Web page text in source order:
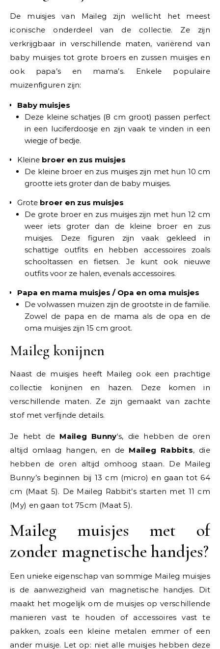
De muisjes van Maileg zijn wellicht het meest
iconische onderdeel van de collectie. Ze zijn
verkrijgbaar in verschillende maten, variërend van
baby muisjes tot grote broers en zussen muisjes en
ook papa’s en mama’s. Enkele populaire
muizenfiguren zijn:
Baby muisjes
Deze kleine schatjes (8 cm groot) passen perfect
in een luciferdoosje en zijn vaak te vinden in een
wiegje of bedje.
Kleine broer en zus muisjes
De kleine broer en zus muisjes zijn met hun 10 cm
grootte iets groter dan de baby muisjes.
Grote broer en zus muisjes
De grote broer en zus muisjes zijn met hun 12 cm
weer iets groter dan de kleine broer en zus
muisjes. Deze figuren zijn vaak gekleed in
schattige outfits en hebben accessoires zoals
schooltassen en fietsen. Je kunt ook nieuwe
outfits voor ze halen, evenals accessoires.
Papa en mama muisjes / Opa en oma muisjes
De volwassen muizen zijn de grootste in de familie.
Zowel de papa en de mama als de opa en de
oma muisjes zijn 15 cm groot.
Maileg konijnen
Naast de muisjes heeft Maileg ook een prachtige
collectie konijnen en hazen. Deze komen in
verschillende maten. Ze zijn gemaakt van zachte
stof met verfijnde details.
Je hebt de Maileg Bunny‘s, die hebben de oren
altijd omlaag hangen, en de Maileg Rabbits, die
hebben de oren altijd omhoog staan. De Maileg
Bunny’s beginnen bij 13 cm (micro) en gaan tot 64
cm (Maat 5). De Maileg Rabbit’s starten met 11 cm
(My) en gaan tot 75cm (Maat 5).
Maileg muisjes met of
zonder magnetische handjes?
Een unieke eigenschap van sommige Maileg muisjes
is de aanwezigheid van magnetische handjes. Dit
maakt het mogelijk om de muisjes op verschillende
manieren vast te houden of accessoires vast te
pakken, zoals een kleine metalen emmer of een
ander muisje. Let op: niet alle muisjes hebben deze